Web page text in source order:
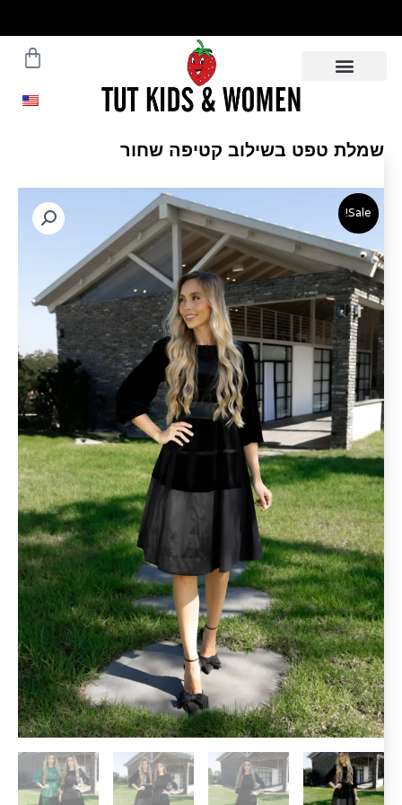
לתוכן
עסקים - לפרטים לחצו
שמלת טפט בשילוב קטיפה שחור
Sale!